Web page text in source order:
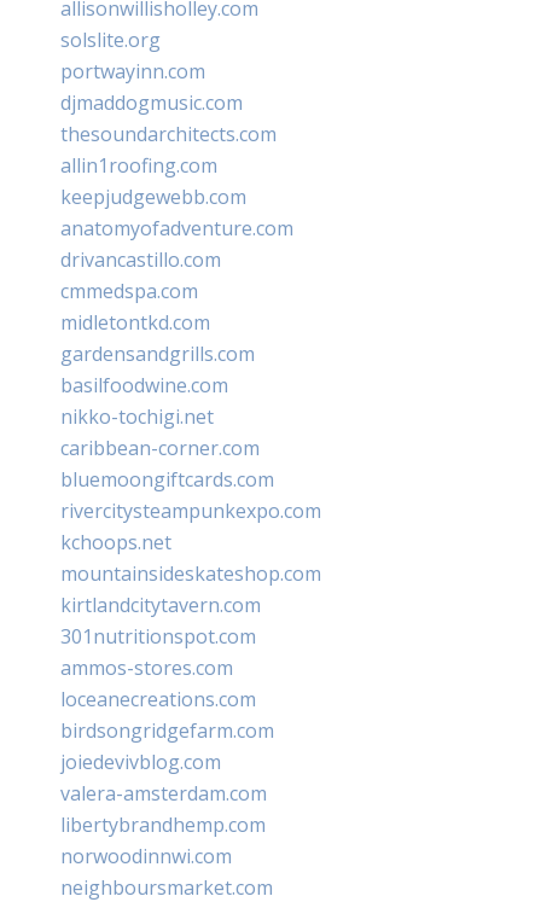
allisonwillisholley.com
solslite.org
portwayinn.com
djmaddogmusic.com
thesoundarchitects.com
allin1roofing.com
keepjudgewebb.com
anatomyofadventure.com
drivancastillo.com
cmmedspa.com
midletontkd.com
gardensandgrills.com
basilfoodwine.com
nikko-tochigi.net
caribbean-corner.com
bluemoongiftcards.com
rivercitysteampunkexpo.com
kchoops.net
mountainsideskateshop.com
kirtlandcitytavern.com
301nutritionspot.com
ammos-stores.com
loceanecreations.com
birdsongridgefarm.com
joiedevivblog.com
valera-amsterdam.com
libertybrandhemp.com
norwoodinnwi.com
neighboursmarket.com